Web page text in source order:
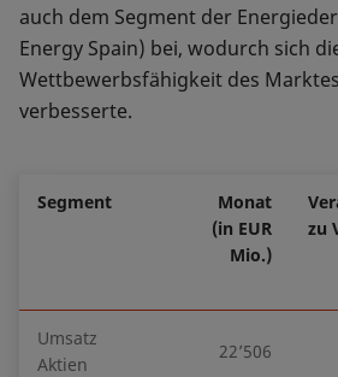
auch dem Segment der
Energy Spain) bei, wodurch sich
Wettbewerbsfähigkeit des
verbesserte.
Segment
Monat
(in EUR
Mio.)
zu
Umsatz
Aktien
22’506